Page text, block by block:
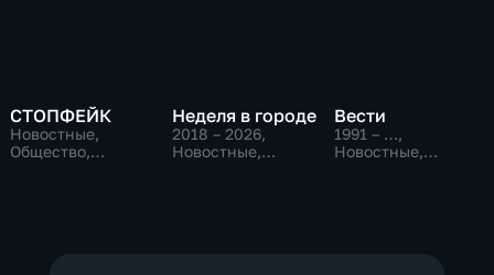
СТОПФЕЙК
Новостные,
Общество,
Неделя в городе
2018 – 2026,
Новостные,
Вести
1991 – …,
Новостные,